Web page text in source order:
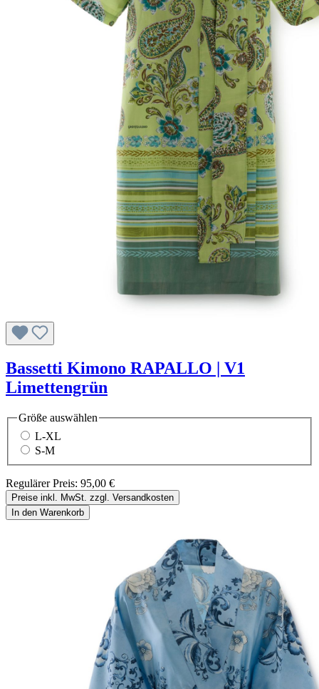
Bassetti Kimono RAPALLO | V1
Limettengrün
Größe auswählen
L-XL
S-M
Regulärer Preis: 95,00 €
Preise inkl. MwSt. zzgl. Versandkosten
In den Warenkorb